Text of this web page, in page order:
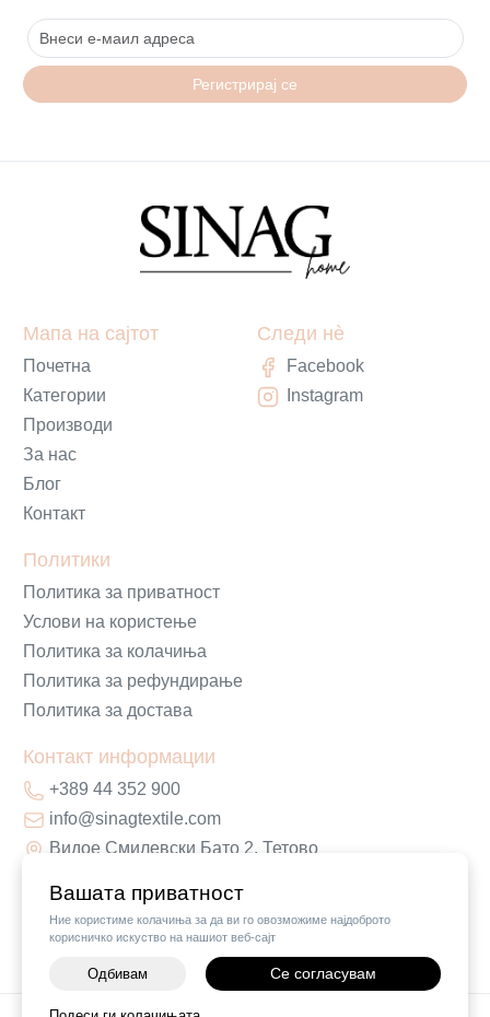
Вашата приватност
Ние користиме колачиња за да ви го овозможиме најдоброто
корисничко искуство на нашиот веб-сајт
Одбивам Се согласувам
Регистрирај се
Мапа на сајтот
Почетна
Категории
Производи
За нас
Блог
Контакт
Политики
Политика за приватност
Услови на користење
Политика за колачиња
Политика за рефундирање
Политика за достава
Контакт информации
+389 44 352 900
info@sinagtextile.com
Видое Смилевски Бато 2, Тетово
Следи нè
Facebook
Instagram